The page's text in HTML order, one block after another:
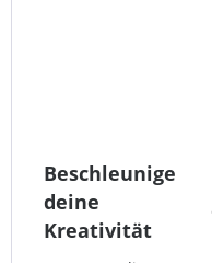
Beschleunige
deine
Kreativität